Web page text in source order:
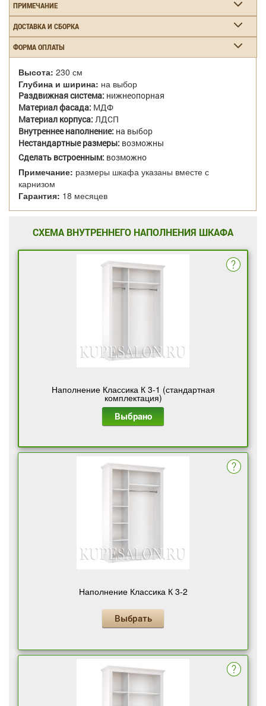
ПРИМЕЧАНИЕ
ДОСТАВКА И СБОРКА
ФОРМА ОПЛАТЫ
Высота: 230 см
Глубина и ширина: на выбор
Раздвижная система: нижнеопорная
Материал фасада: МДФ
Материал корпуса: ЛДСП
Внутреннее наполнение: на выбор
Нестандартные размеры: возможны
Сделать встроенным: возможно
Примечание: размеры шкафа указаны вместе с
карнизом
Гарантия: 18 месяцев
СХЕМА ВНУТРЕННЕГО НАПОЛНЕНИЯ ШКАФА
Наполнение Классика К 3-1 (стандартная
комплектация)
Выбрано
Наполнение Классика К 3-2
Выбрать